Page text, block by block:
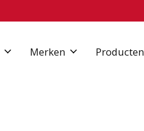
Merken Producten